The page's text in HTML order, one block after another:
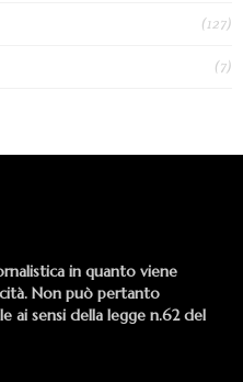
(127)
(7)
in quanto viene
Non può pertanto
ai sensi della legge n.62 del